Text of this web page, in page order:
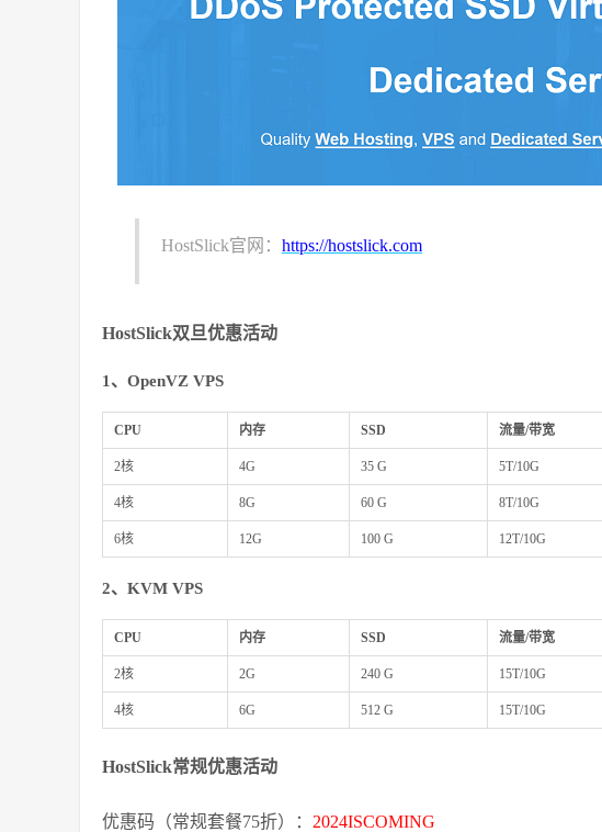
HostSlick官网： https://hostslick.com
HostSlick双旦优惠活动
1、OpenVZ VPS
CPU 内存 SSD 流量/带宽
2核 4G 35 G 5T/10G
4核 8G 60 G 8T/10G
6核 12G 100 G 12T/10G
2、KVM VPS
CPU 内存 SSD 流量/带宽
2核 2G 240 G 15T/10G
4核 6G 512 G 15T/10G
HostSlick常规优惠活动
优惠码（常规套餐75折）： 2024ISCOMING